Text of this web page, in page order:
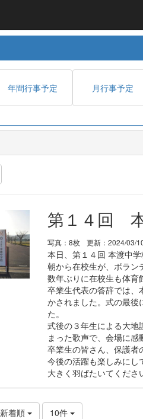
年間行事予定 月行事予定
第１４回
写真：8枚 更新：2024/03/
本日、第１４回 本渡中学
朝から在校生が、ボラン
数年ぶりに在校生も体育
卒業生代表の答辞では、
かされました。式の最後
た。
式後の３年生による大地
まった歌声で、会場に感
卒業生の皆さん、保護者
今後の活躍も楽しみにし
大きく羽ばたいてくださ
新着順 10件